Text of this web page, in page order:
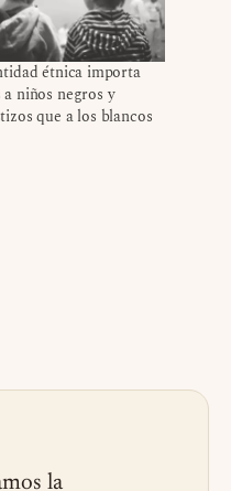
étnica importa
a niños negros y
que a los blancos
la